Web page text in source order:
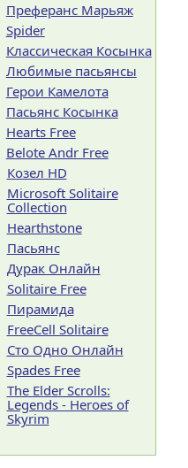
Преферанс Марьяж
Spider
Классическая Косынка
Любимые пасьянсы
Герои Камелота
Пасьянс Косынка
Hearts Free
Belote Andr Free
Козел HD
Microsoft Solitaire
Collection
Hearthstone
Пасьянс
Дурак Онлайн
Solitaire Free
Пирамида
FreeCell Solitaire
Сто Одно Онлайн
Spades Free
The Elder Scrolls:
Legends - Heroes of
Skyrim